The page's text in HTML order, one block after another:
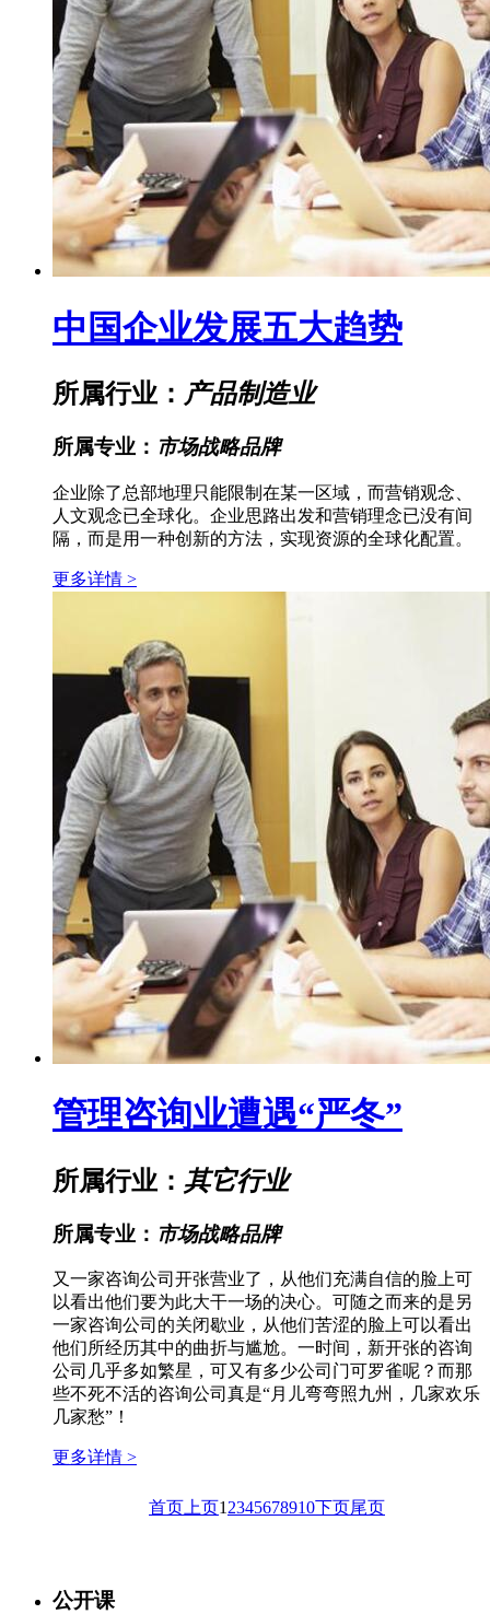
中国企业发展五大趋势
所属行业： 产品制造业
所属专业： 市场战略品牌
企业除了总部地理只能限制在某一区域，而营销观念、
人文观念已全球化。企业思路出发和营销理念已没有间
隔，而是用一种创新的方法，实现资源的全球化配置。
更多详情 >
管理咨询业遭遇“严冬”
所属行业： 其它行业
所属专业： 市场战略品牌
又一家咨询公司开张营业了，从他们充满自信的脸上可
以看出他们要为此大干一场的决心。可随之而来的是另
一家咨询公司的关闭歇业，从他们苦涩的脸上可以看出
他们所经历其中的曲折与尴尬。一时间，新开张的咨询
公司几乎多如繁星，可又有多少公司门可罗雀呢？而那
些不死不活的咨询公司真是“月儿弯弯照九州，几家欢乐
几家愁”！
更多详情 >
首页上页12345678910下页尾页
公开课